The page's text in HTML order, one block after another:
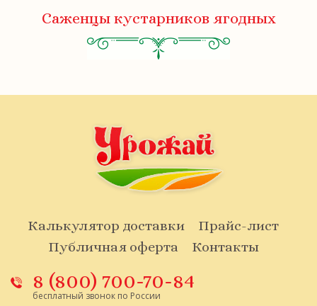
Саженцы кустарников ягодных
Калькулятор доставки
Прайс-лист
Публичная оферта
Контакты
8 (800) 700-70-84
бесплатный звонок по России